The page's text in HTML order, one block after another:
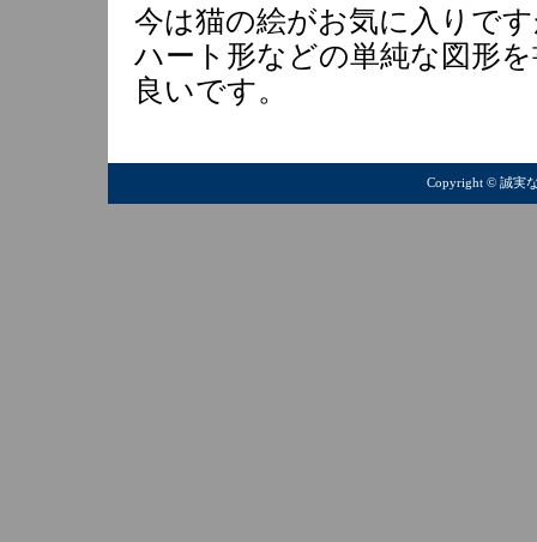
今は猫の絵がお気に入りで
ハート形などの単純な図形
良いです。
Copyright © 誠実